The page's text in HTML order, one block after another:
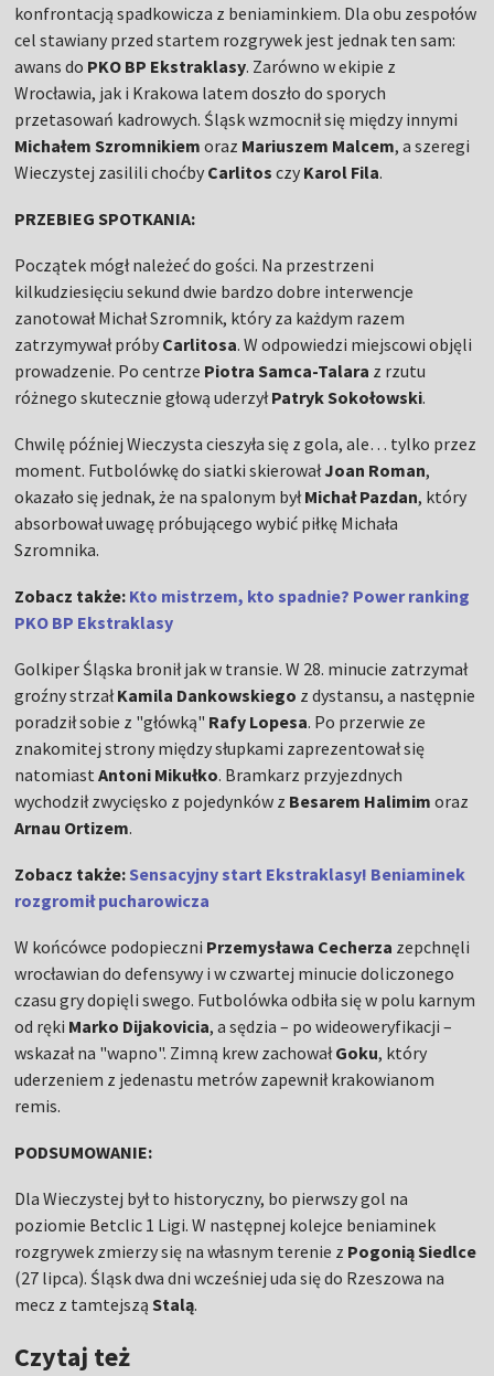
konfrontacją spadkowicza z beniaminkiem. Dla obu zespołów
cel stawiany przed startem rozgrywek jest jednak ten sam:
awans do PKO BP Ekstraklasy. Zarówno w ekipie z
Wrocławia, jak i Krakowa latem doszło do sporych
przetasowań kadrowych. Śląsk wzmocnił się między innymi
Michałem Szromnikiem oraz Mariuszem Malcem, a szeregi
Wieczystej zasilili choćby Carlitos czy Karol Fila.
PRZEBIEG SPOTKANIA:
Początek mógł należeć do gości. Na przestrzeni
kilkudziesięciu sekund dwie bardzo dobre interwencje
zanotował Michał Szromnik, który za każdym razem
zatrzymywał próby Carlitosa. W odpowiedzi miejscowi objęli
prowadzenie. Po centrze Piotra Samca-Talara z rzutu
różnego skutecznie głową uderzyłPatryk Sokołowski.
Chwilę później Wieczysta cieszyła się z gola, ale… tylko przez
moment. Futbolówkę do siatki skierowałJoan Roman,
okazało się jednak, że na spalonym byłMichał Pazdan, który
absorbował uwagę próbującego wybić piłkę Michała
Szromnika.
Zobacz także: Kto mistrzem, kto spadnie? Power ranking
PKO BP Ekstraklasy
Golkiper Śląska bronił jak w transie. W 28. minucie zatrzymał
groźny strzałKamila Dankowskiego z dystansu, a następnie
poradził sobie z "główką" Rafy Lopesa. Po przerwie ze
znakomitej strony między słupkami zaprezentował się
natomiastAntoni Mikułko. Bramkarz przyjezdnych
wychodził zwycięsko z pojedynków z Besarem Halimim oraz
Arnau Ortizem.
Zobacz także: Sensacyjny start Ekstraklasy! Beniaminek
rozgromił pucharowicza
W końcówce podopieczni Przemysława Cecherza zepchnęli
wrocławian do defensywy i w czwartej minucie doliczonego
czasu gry dopięli swego. Futbolówka odbiła się w polu karnym
od ręki Marko Dijakovicia, a sędzia – po wideoweryfikacji –
wskazał na "wapno". Zimną krew zachowałGoku, który
uderzeniem z jedenastu metrów zapewnił krakowianom
remis.
PODSUMOWANIE:
Dla Wieczystej był to historyczny, bo pierwszy gol na
poziomie Betclic 1 Ligi. W następnej kolejce beniaminek
rozgrywek zmierzy się na własnym terenie z Pogonią Siedlce
(27 lipca). Śląsk dwa dni wcześniej uda się do Rzeszowa na
mecz z tamtejszą Stalą.
Czytaj też